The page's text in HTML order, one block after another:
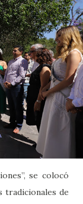
se colocó
tradicionales de